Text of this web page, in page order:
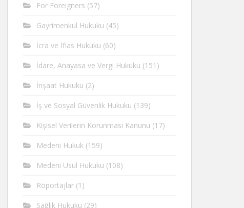
For Foreigners (57)
Gayrimenkul Hukuku (45)
İcra ve İflas Hukuku (60)
İdare, Anayasa ve Vergi Hukuku (151)
İnşaat Hukuku (2)
İş ve Sosyal Güvenlik Hukuku (139)
Kişisel Verilerin Korunması Kanunu (17)
Medeni Hukuk (159)
Medeni Usul Hukuku (108)
Röportajlar (1)
Sağlık Hukuku (29)